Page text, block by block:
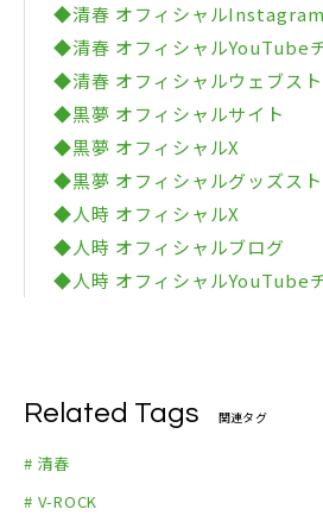
◆清春 オフィシャルInstagram
◆清春 オフィシャルYouTube
◆清春 オフィシャルウェブス
◆黒夢 オフィシャルサイト
◆黒夢 オフィシャルX
◆黒夢 オフィシャルグッズス
◆人時 オフィシャルX
◆人時 オフィシャルブログ
◆人時 オフィシャルYouTube
Related Tags 関連タグ
# 清春
# V-ROCK